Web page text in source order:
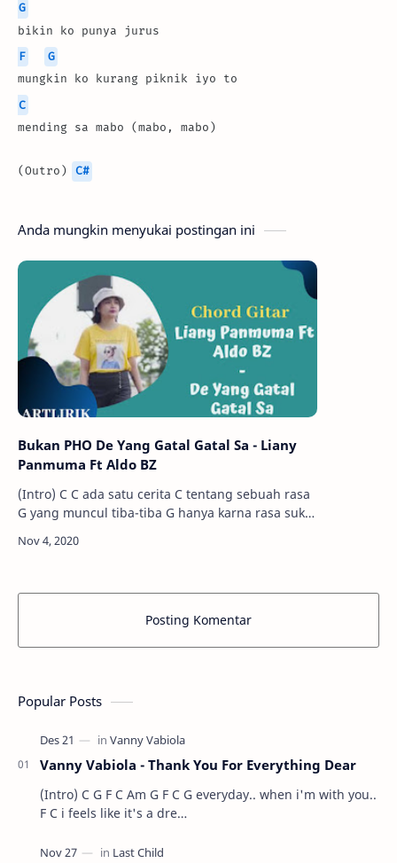
G
bikin ko punya jurus
F
G
mungkin ko kurang piknik iyo to
C
mending sa mabo (mabo, mabo)
(Outro) C#
Anda mungkin menyukai postingan ini
Bukan PHO De Yang Gatal Gatal Sa - Liany
Panmuma Ft Aldo BZ
(Intro) C C ada satu cerita C tentang sebuah rasa
G yang muncul tiba-tiba G hanya karna rasa suka
pu pacar C yan…
Posting Komentar
Popular Posts
Vanny Vabiola - Thank You For Everything Dear
(Intro) C G F C Am G F C G everyday.. when i'm with you..
F C i feels like it's a dre…